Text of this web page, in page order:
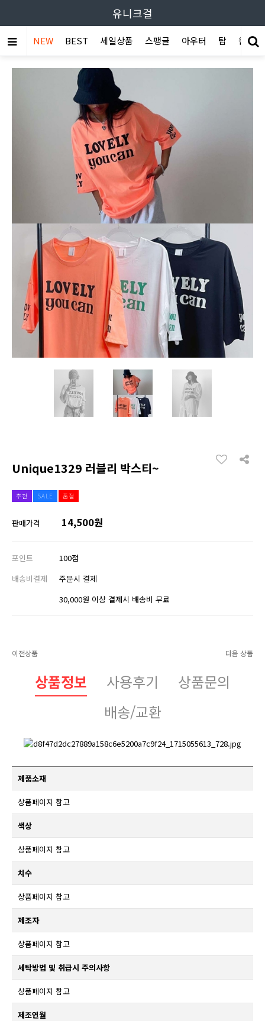
유니크걸
NEW BEST 세일상품 스팽글 아우터 탑 원피스
Unique1329 러블리 박스티~
추천 SALE 품절
판매가격 14,500원
포인트
100점
배송비결제
주문시 결제
30,000원 이상 결제시 배송비 무료
이전상품 다음 상품
상품정보 사용후기
상품문의
배송/교환
제품소재
상품페이지 참고
색상
상품페이지 참고
치수
상품페이지 참고
제조자
상품페이지 참고
세탁방법 및 취급시 주의사항
상품페이지 참고
제조연월